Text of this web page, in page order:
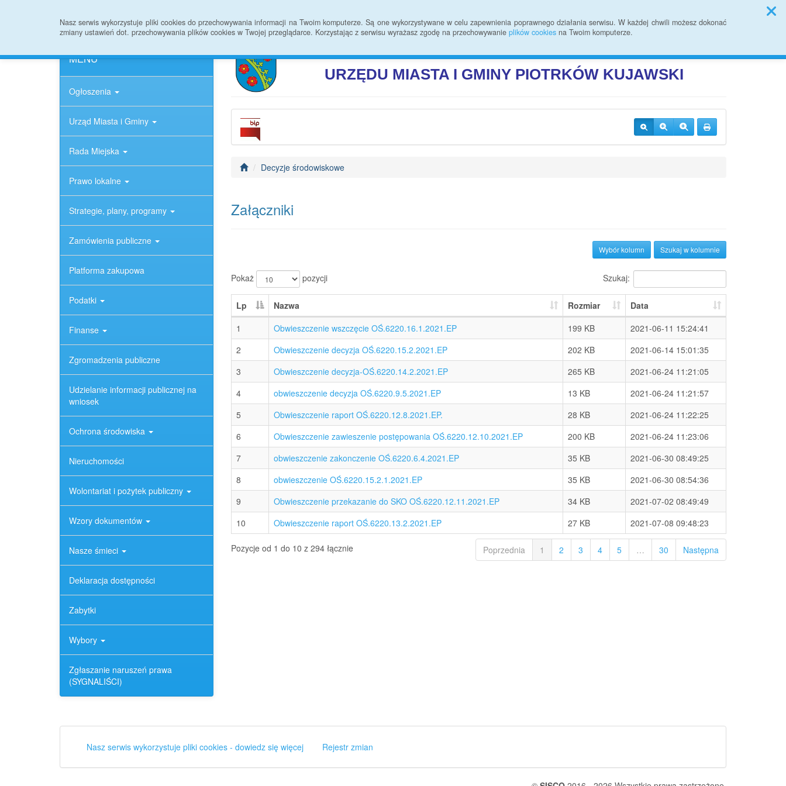
Nasz serwis wykorzystuje pliki cookies do przechowywania informacji na Twoim komputerze. Są one wykorzystywane w celu zapewnienia poprawnego działania serwisu. W każdej chwili możesz dokonać
zmiany ustawień dot. przechowywania plików cookies w Twojej przeglądarce. Korzystając z serwisu wyrażasz zgodę na przechowywanie plików cookies na Twoim komputerze.
Przycisk wyszukaj duży
MENU
Ogłoszenia
Urząd Miasta i Gminy
Rada Miejska
Prawo lokalne
Strategie, plany, programy
Zamówienia publiczne
Platforma zakupowa
Podatki
Finanse
Zgromadzenia publiczne
Udzielanie informacji publicznej na
wniosek
Ochrona środowiska
Nieruchomości
Wolontariat i pożytek publiczny
Wzory dokumentów
Nasze śmieci
Deklaracja dostępności
Zabytki
Wybory
Zgłaszanie naruszeń prawa
(SYGNALIŚCI)
BIULETYN INFORMACJI PUBLICZNEJ
URZĘDU MIASTA I GMINY PIOTRKÓW KUJAWSKI
Decyzje środowiskowe
Załączniki
Szukaj w kolumnie
Wybór kolumn
Pokaż pozycji Szukaj:
Lp Nazwa Rozmiar
Data
1
Obwieszczenie wszczęcie OŚ.6220.16.1.2021.EP 199 KB
2021-06-11 15:24:41
2
Obwieszczenie decyzja OŚ.6220.15.2.2021.EP 202 KB
2021-06-14 15:01:35
3
Obwieszczenie decyzja-OŚ.6220.14.2.2021.EP 265 KB
2021-06-24 11:21:05
4
obwieszczenie decyzja OŚ.6220.9.5.2021.EP 13 KB
2021-06-24 11:21:57
5
Obwieszczenie raport OŚ.6220.12.8.2021.EP. 28 KB
2021-06-24 11:22:25
6
Obwieszczenie zawieszenie postępowania OŚ.6220.12.10.2021.EP 200 KB
2021-06-24 11:23:06
7
obwieszczenie zakonczenie OŚ.6220.6.4.2021.EP 35 KB
2021-06-30 08:49:25
8
obwieszczenie OŚ.6220.15.2.1.2021.EP 35 KB
2021-06-30 08:54:36
9
Obwieszczenie przekazanie do SKO OŚ.6220.12.11.2021.EP 34 KB
2021-07-02 08:49:49
10
Obwieszczenie raport OŚ.6220.13.2.2021.EP 27 KB 2021-07-08 09:48:23
Pozycje od 1 do 10 z 294 łącznie Poprzednia 1 2 3 4 5 … 30 Następna
Nasz serwis wykorzystuje pliki cookies - dowiedz się więcej Rejestr zmian